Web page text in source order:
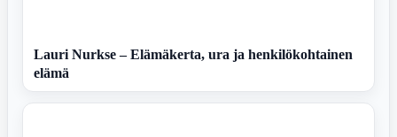
Lauri Nurkse – Elämäkerta, ura ja henkilökohtainen
elämä